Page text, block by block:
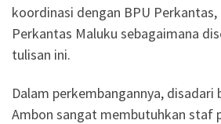
koordinasi dengan BPU
Perkantas Maluku sebagaimana
tulisan ini.
Dalam perkembangannya, disadari
Ambon sangat membutuhkan staf